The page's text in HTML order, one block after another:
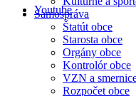
Youtube
Samospráva
Štatút obce
Starosta obce
Orgány obce
Kontrolór obce
VZN a
Rozpočet obce